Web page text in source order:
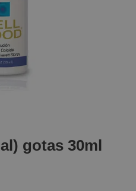
gotas 30ml